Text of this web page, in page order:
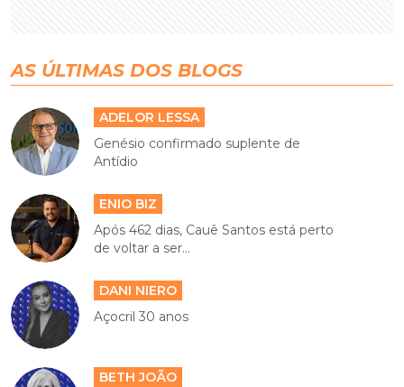
AS ÚLTIMAS DOS BLOGS
ADELOR LESSA
Genésio confirmado suplente de
Antídio
ENIO BIZ
Após 462 dias, Cauê Santos está perto
de voltar a ser...
DANI NIERO
Açocril 30 anos
BETH JOÃO